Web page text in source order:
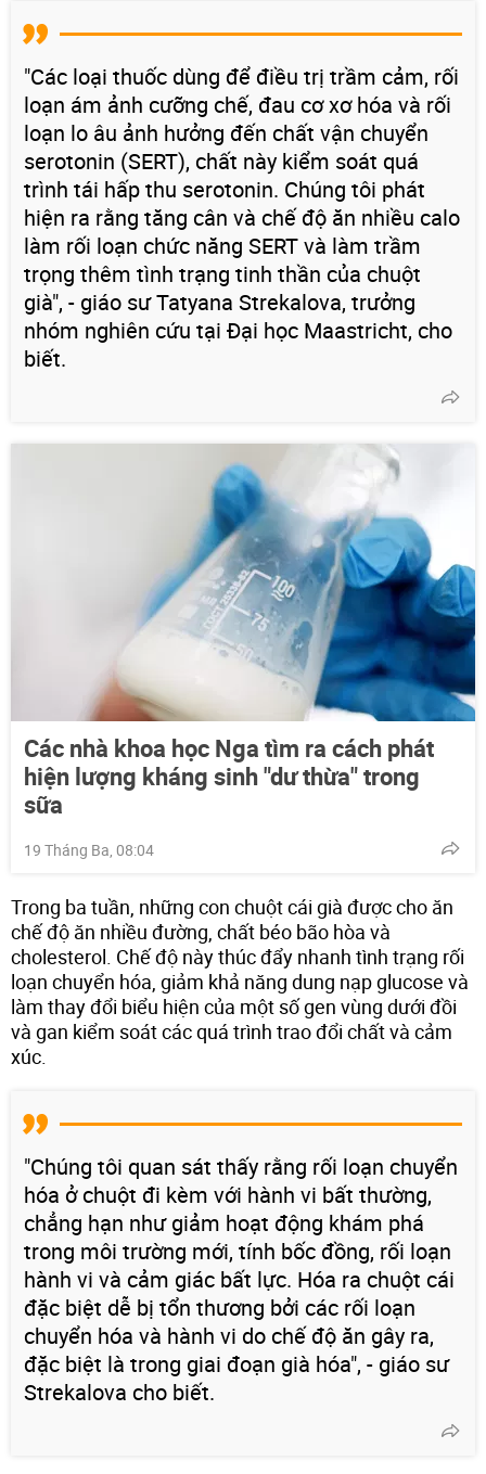
"Các loại thuốc dùng để điều trị trầm cảm, rối
loạn ám ảnh cưỡng chế, đau cơ xơ hóa và rối
loạn lo âu ảnh hưởng đến chất vận chuyển
serotonin (SERT), chất này kiểm soát quá
trình tái hấp thu serotonin. Chúng tôi phát
hiện ra rằng tăng cân và chế độ ăn nhiều calo
làm rối loạn chức năng SERT và làm trầm
trọng thêm tình trạng tinh thần của chuột
già", - giáo sư Tatyana Strekalova, trưởng
nhóm nghiên cứu tại Đại học Maastricht, cho
biết.
Các nhà khoa học Nga tìm ra cách phát
hiện lượng kháng sinh "dư thừa" trong
sữa
19 Tháng Ba, 08:04
Trong ba tuần, những con chuột cái già được cho ăn
chế độ ăn nhiều đường, chất béo bão hòa và
cholesterol. Chế độ này thúc đẩy nhanh tình trạng rối
loạn chuyển hóa, giảm khả năng dung nạp glucose và
làm thay đổi biểu hiện của một số gen vùng dưới đồi
và gan kiểm soát các quá trình trao đổi chất và cảm
xúc.
"Chúng tôi quan sát thấy rằng rối loạn chuyển
hóa ở chuột đi kèm với hành vi bất thường,
chẳng hạn như giảm hoạt động khám phá
trong môi trường mới, tính bốc đồng, rối loạn
hành vi và cảm giác bất lực. Hóa ra chuột cái
đặc biệt dễ bị tổn thương bởi các rối loạn
chuyển hóa và hành vi do chế độ ăn gây ra,
đặc biệt là trong giai đoạn già hóa", - giáo sư
Strekalova cho biết.